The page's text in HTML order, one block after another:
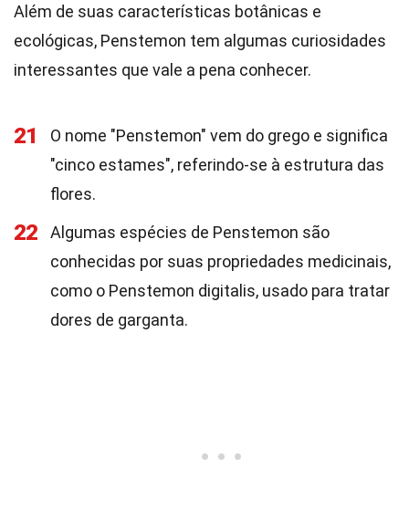
Além de suas características botânicas e
ecológicas, Penstemon tem algumas curiosidades
interessantes que vale a pena conhecer.
21
O nome "Penstemon" vem do grego e significa
"cinco estames", referindo-se à estrutura das
flores.
22
Algumas espécies de Penstemon são
conhecidas por suas propriedades medicinais,
como o Penstemon digitalis, usado para tratar
dores de garganta.